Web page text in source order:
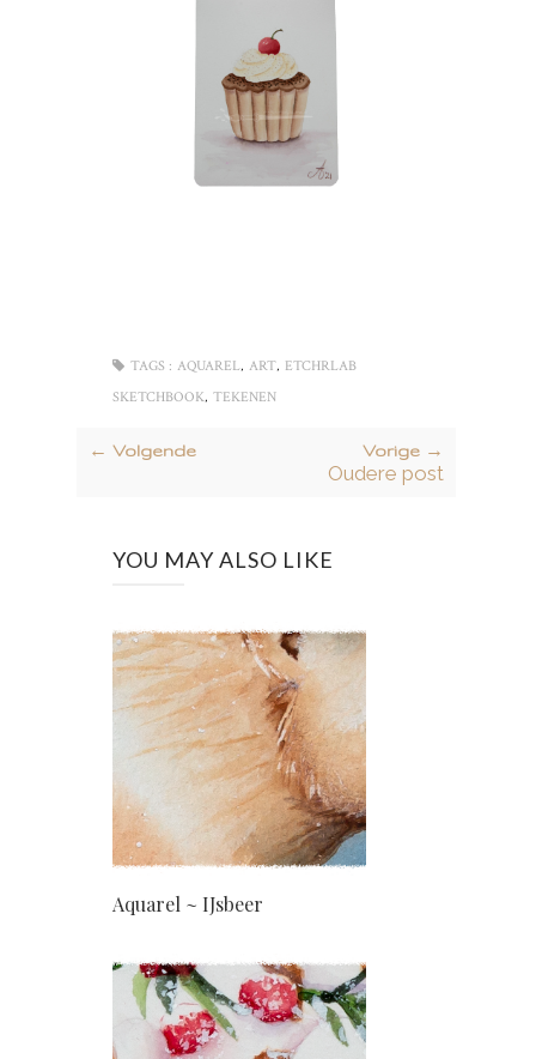
TAGS : AQUAREL, ART, ETCHRLAB
SKETCHBOOK, TEKENEN
← Volgende Vorige →
Oudere post
YOU MAY ALSO LIKE
Aquarel ~ IJsbeer